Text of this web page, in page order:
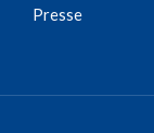
Presse